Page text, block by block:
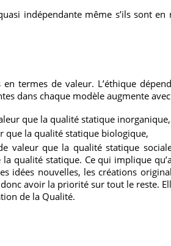
indépendante même s’ils sont
termes de valeur. L’éthique
dans chaque modèle augmente
que la qualité statique inorganique,
que la qualité statique biologique,
valeur que la qualité statique
qualité statique. Ce qui implique
idées nouvelles, les créations
avoir la priorité sur tout le reste.
de la Qualité.